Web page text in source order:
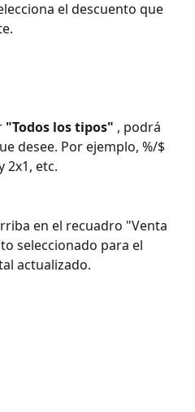
el descuento que
"Todos los tipos" , podrá
desee. Por ejemplo, %/$
2x1, etc.
en el recuadro "Venta
seleccionado para el
actualizado.